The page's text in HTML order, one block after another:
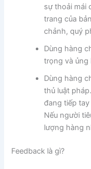
sự thoải mái
trang của
chảnh, quý
Dùng hàng
trọng và ủng
Dùng hàng
thủ luật
đang tiếp
Nếu người
lượng hàng
Feedback là gì?